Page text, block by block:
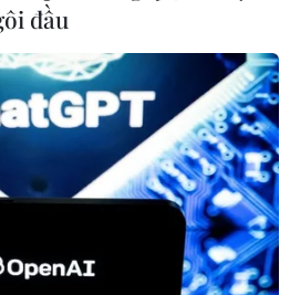
nghiêm trọng tại Lào,
mạng
một nhóm công dân nước
2 người Nam Phi và một người
đầu